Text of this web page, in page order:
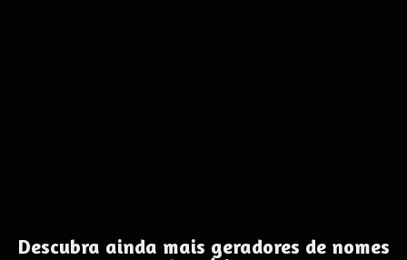
Descubra ainda mais geradores de nomes